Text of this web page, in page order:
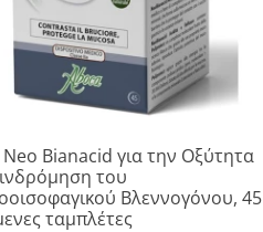
Bianacid για την Οξύτητα
του
Βλεννογόνου, 45
ταμπλέτες